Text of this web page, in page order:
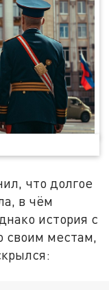
что долгое
в чём
история с
своим местам,